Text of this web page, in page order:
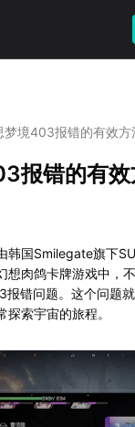
梦境403报错的有效方
报错的有效
韩国Smilegate旗下
想肉鸽卡牌游戏中，
错问题。这个问题
索宇宙的旅程。